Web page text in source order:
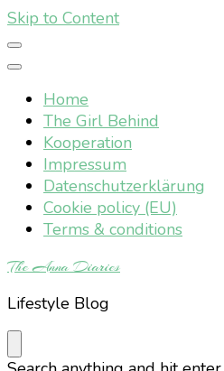
Skip to Content
Home
The Girl Behind
Kooperation
Impressum
Datenschutzerklärung
Cookie policy (EU)
Terms & conditions
The Anna Diaries
Lifestyle Blog